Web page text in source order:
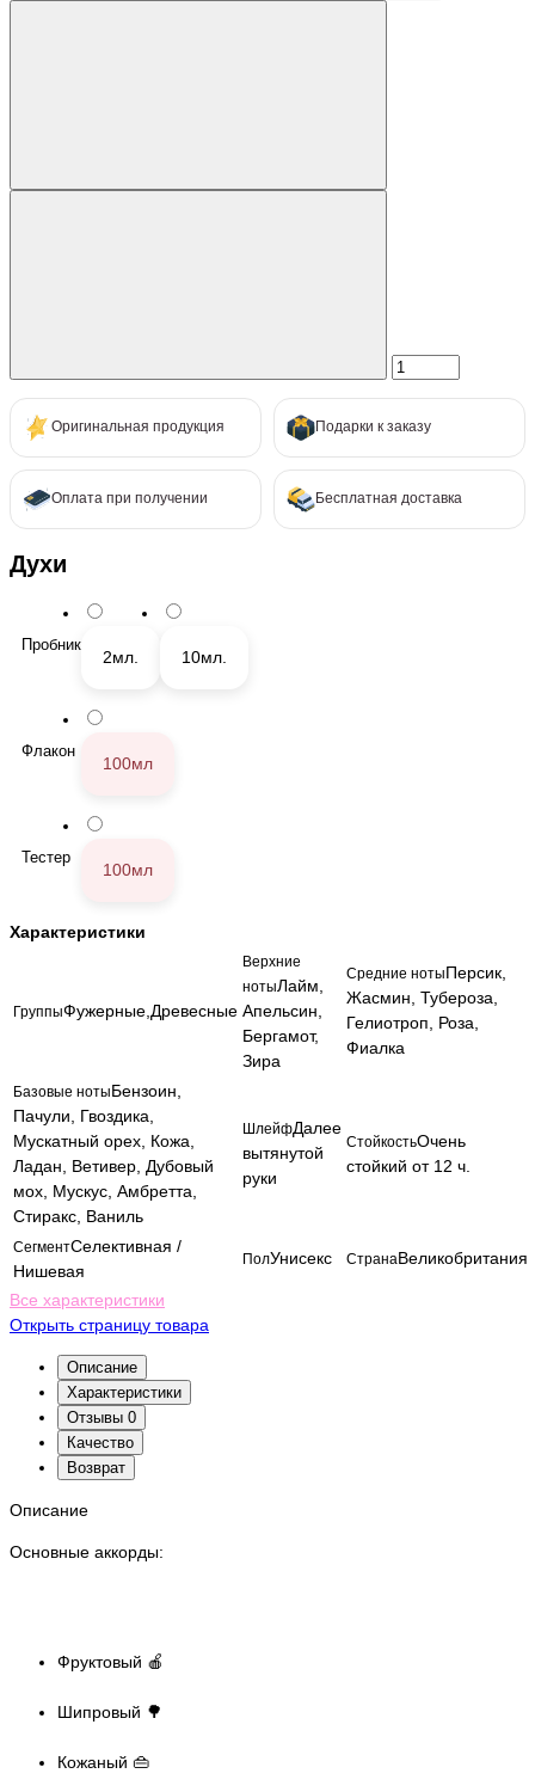
Оригинальная продукция Подарки к заказу
Оплата при получении Бесплатная доставка
Духи
Пробник
2мл. 10мл.
Флакон
100мл
Тестер
100мл
Характеристики
ГруппыФужерные,Древесные
Верхние
нотыЛайм,
Апельсин,
Бергамот,
Зира
Средние нотыПерсик,
Жасмин, Тубероза,
Гелиотроп, Роза,
Фиалка
Базовые нотыБензоин,
Пачули, Гвоздика,
Мускатный орех, Кожа,
Ладан, Ветивер, Дубовый
мох, Мускус, Амбретта,
Стиракс, Ваниль
ШлейфДалее
вытянутой
руки
СтойкостьОчень
стойкий от 12 ч.
СегментСелективная /
Нишевая
ПолУнисекс СтранаВеликобритания
Все характеристики
Открыть страницу товара
Описание
Характеристики
Отзывы 0
Качество
Возврат
Описание
Основные аккорды:
Фруктовый 🍎
Шипровый 🌳
Кожаный 👜